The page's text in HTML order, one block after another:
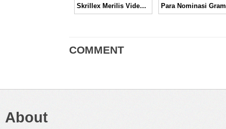
Skrillex Merilis Video dan EP Terbaru via Youtube
COMMENT
About